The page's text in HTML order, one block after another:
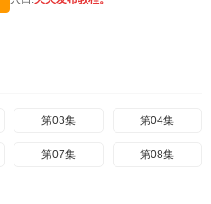
第03集 第04集
第07集 第08集